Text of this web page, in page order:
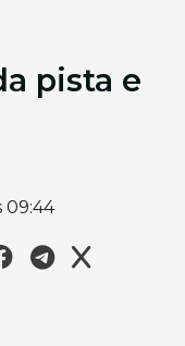
pista e
09:44